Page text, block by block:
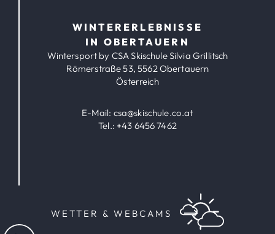
WINTERERLEBNISSE
IN OBERTAUERN
Wintersport by CSA Skischule Silvia Grillitsch
Römerstraße 53, 5562 Obertauern
Österreich
E-Mail: csa@skischule.co.at
Tel.: +43 6456 7462
WETTER & WEBCAMS